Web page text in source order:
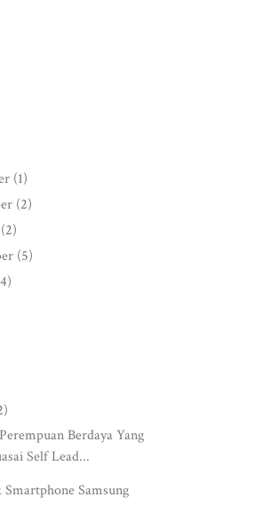
(1)
(2)
(2)
(5)
Berdaya Yang
Self Lead...
Samsung